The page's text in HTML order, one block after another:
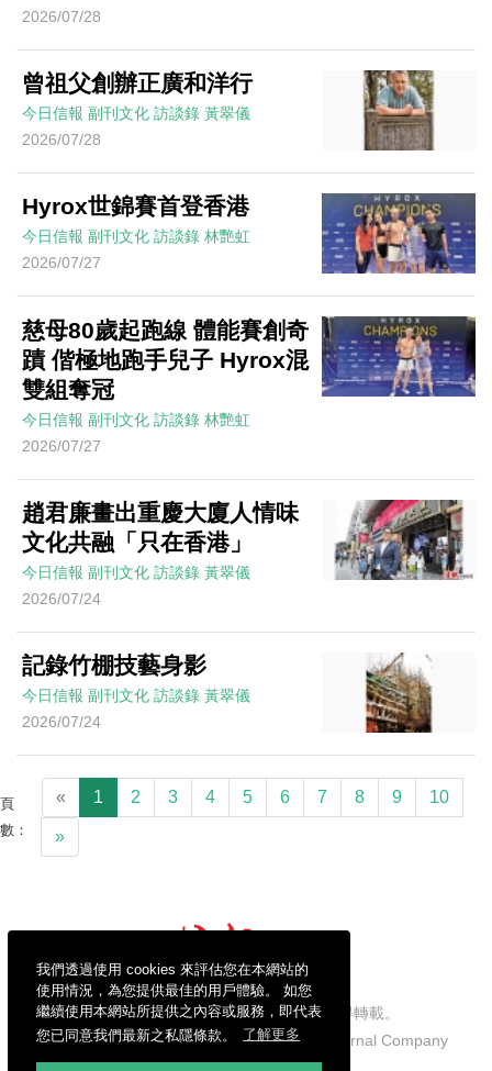
我們透過使用 cookies 來評估您在本網站的
使用情況，為您提供最佳的用戶體驗。 如您
繼續使用本網站所提供之內容或服務，即代表
您已同意我們最新之私隱條款。
了解更多
2026/07/28
曾祖父創辦正廣和洋行
今日信報 副刊文化 訪談錄 黃翠儀
2026/07/28
Hyrox世錦賽首登香港
今日信報 副刊文化 訪談錄 林艷虹
2026/07/27
慈母80歲起跑線 體能賽創奇
蹟 偕極地跑手兒子 Hyrox混
雙組奪冠
今日信報 副刊文化 訪談錄 林艷虹
2026/07/27
趙君廉畫出重慶大廈人情味
文化共融「只在香港」
今日信報 副刊文化 訪談錄 黃翠儀
2026/07/24
記錄竹棚技藝身影
今日信報 副刊文化 訪談錄 黃翠儀
2026/07/24
頁
數：
« 1 2 3 4 5 6 7 8 9 10
»
信報財經新聞有限公司版權所有，不得轉載。
Copyright © 2026 Hong Kong Economic Journal Company